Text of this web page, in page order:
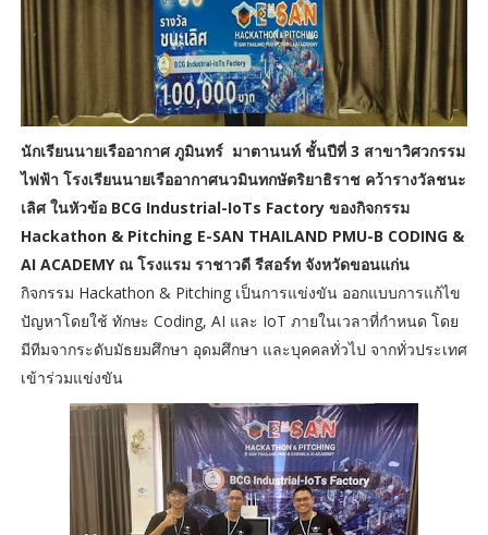
นักเรียนนายเรืออากาศ ภูมินทร์ มาตานนท์ ชั้นปีที่ 3 สาขาวิศวกรรม
ไฟฟ้า โรงเรียนนายเรืออากาศนวมินทกษัตริยาธิราช คว้ารางวัลชนะ
เลิศ ในหัวข้อ BCG Industrial-IoTs Factory ของกิจกรรม
Hackathon & Pitching E-SAN THAILAND PMU-B CODING &
AI ACADEMY ณ โรงแรม ราชาวดี รีสอร์ท จังหวัดขอนแก่น
กิจกรรม Hackathon & Pitching เป็นการแข่งขัน ออกแบบการแก้ไข
ปัญหาโดยใช้ ทักษะ Coding, AI และ IoT ภายในเวลาที่กำหนด โดย
มีทีมจากระดับมัธยมศึกษา อุดมศึกษา และบุคคลทั่วไป จากทั่วประเทศ
เข้าร่วมแข่งขัน